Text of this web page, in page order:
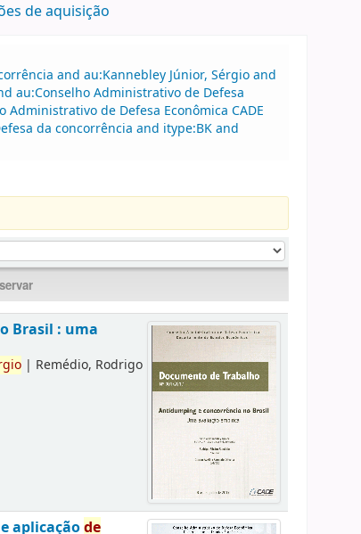
de aquisição
and au:Kannebley Júnior, Sérgio and
au:Conselho Administrativo de Defesa
Administrativo de Defesa Econômica CADE
da concorrência and itype:BK and
Brasil : uma
| Remédio, Rodrigo
aplicaçãode